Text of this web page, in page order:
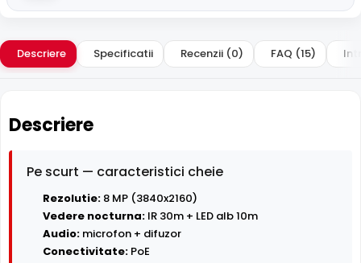
Descriere Specificatii Recenzii (0) FAQ (15)
Descriere
Pe scurt — caracteristici cheie
Rezolutie: 8 MP (3840x2160)
Vedere nocturna: IR 30m + LED alb 10m
Audio: microfon + difuzor
Conectivitate: PoE